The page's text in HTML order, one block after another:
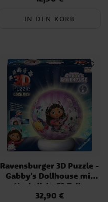
IN DEN KORB
Ravensburger 3D Puzzle -
Gabby's Dollhouse mit
Nachtlicht 72 Teile
Preis:32,90 €
32,90 €